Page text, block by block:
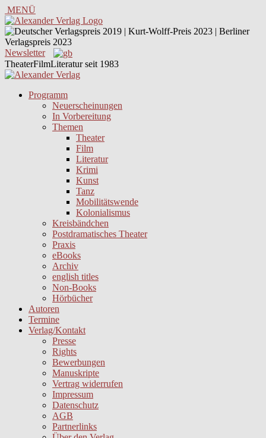
MENÜ
Newsletter
TheaterFilmLiteratur seit 1983
Programm
Neuerscheinungen
In Vorbereitung
Themen
Theater
Film
Literatur
Krimi
Kunst
Tanz
Mobilitätswende
Kolonialismus
Kreisbändchen
Postdramatisches Theater
Praxis
eBooks
Archiv
english titles
Non-Books
Hörbücher
Autoren
Termine
Verlag/Kontakt
Presse
Rights
Bewerbungen
Manuskripte
Vertrag widerrufen
Impressum
Datenschutz
AGB
Partnerlinks